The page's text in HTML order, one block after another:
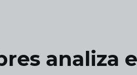
analiza